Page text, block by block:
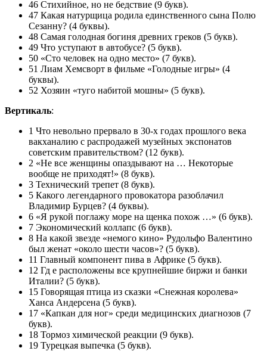
46 Стихийное, но не бедствие (9 букв).
47 Какая натурщица родила единственного сына Полю
Сезанну? (4 буквы).
48 Самая голодная богиня древних греков (5 букв).
49 Что уступают в автобусе? (5 букв).
50 «Сто человек на одно место» (7 букв).
51 Лиам Хемсворт в фильме «Голодные игры» (4
буквы).
52 Хозяин «туго набитой мошны» (5 букв).
Вертикаль:
1 Что невольно прервало в 30-х годах прошлого века
вакханалию с распродажей музейных экспонатов
советским правительством? (12 букв).
2 «Не все женщины опаздывают на … Некоторые
вообще не приходят!» (8 букв).
3 Технический трепет (8 букв).
5 Какого легендарного провокатора разоблачил
Владимир Бурцев? (4 буквы).
6 «Я рукой поглажу море на щенка похож …» (6 букв).
7 Экономический коллапс (6 букв).
8 На какой звезде «немого кино» Рудольфо Валентино
был женат «около шести часов»? (5 букв).
11 Главный компонент пива в Африке (5 букв).
12 Гд е расположены все крупнейшие биржи и банки
Италии? (5 букв).
15 Говорящая птица из сказки «Снежная королева»
Ханса Андерсена (5 букв).
17 «Капкан для ног» среди медицинских диагнозов (7
букв).
18 Тормоз химической реакции (9 букв).
19 Турецкая выпечка (5 букв).